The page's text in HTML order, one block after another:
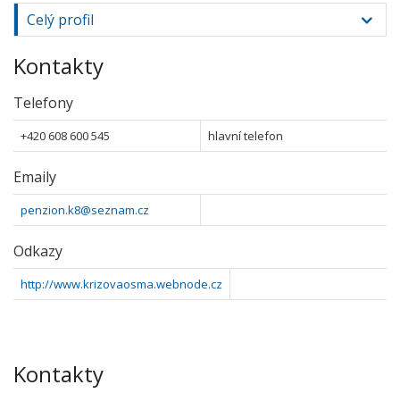
Celý profil
Kontakty
Telefony
+420 608 600 545 hlavní telefon
Emaily
penzion.k8@seznam.cz
Odkazy
http://www.krizovaosma.webnode.cz
Kontakty